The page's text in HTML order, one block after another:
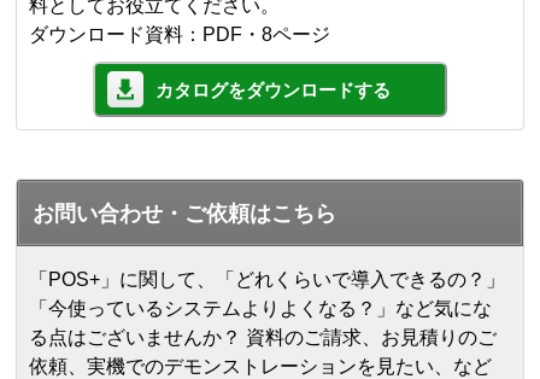
料としてお役立てください。
ダウンロード資料：PDF・8ページ
カタログをダウンロードする
お問い合わせ・ご依頼はこちら
「POS+」に関して、「どれくらいで導入できるの？」
「今使っているシステムよりよくなる？」など気にな
る点はございませんか？ 資料のご請求、お見積りのご
依頼、実機でのデモンストレーションを見たい、など